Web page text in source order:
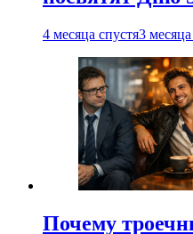
4 месяца спустя3
Почему